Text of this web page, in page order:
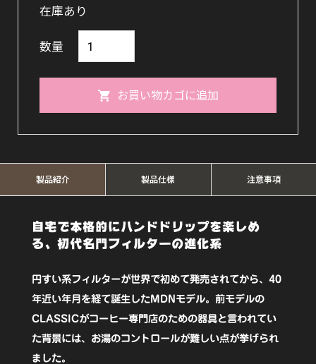
在庫あり
数量
【限
定
色】
MDN-
21
リ
ア
ン
（ク
リ
ア
お買い物カゴに追加
製品紹介 製品仕様 注意事項
自宅で本格的にハンドドリップを楽しめ
る、初代名門フィルターの進化系
円すい系フィルターが世界で初めて発売されてから、40
年近い年月を経て誕生したMDNモデル。前モデルの
CLASSICがコーヒー専門店のための器具と言われてい
た背景には、お湯のコントロールが難しい点が挙げられ
ました。